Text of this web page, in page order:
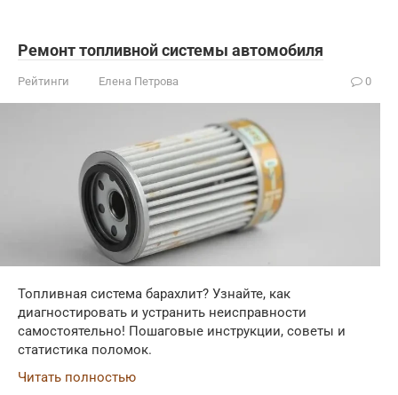
Ремонт топливной системы автомобиля
Рейтинги Елена Петрова 0
Топливная система барахлит? Узнайте, как
диагностировать и устранить неисправности
самостоятельно! Пошаговые инструкции, советы и
статистика поломок.
Читать полностью